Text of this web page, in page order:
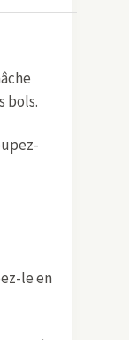
bols.
le en